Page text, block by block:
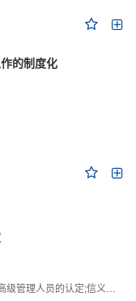
的制度化
理人员的认定;信义义务